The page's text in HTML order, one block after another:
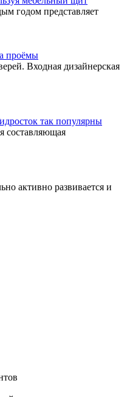
годом представляет
проёмы
Входная дизайнерская
так популярны
составляющая
активно развивается и